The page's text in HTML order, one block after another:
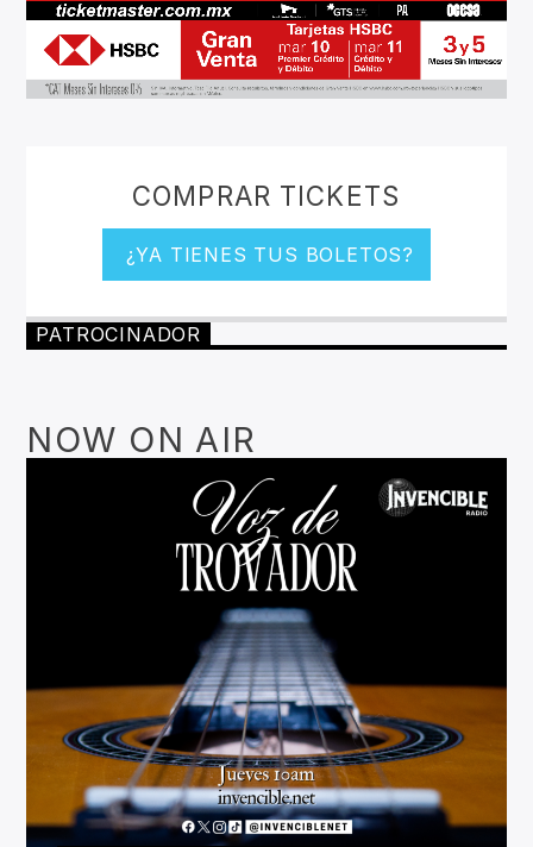
COMPRAR TICKETS
¿YA TIENES TUS BOLETOS?
PATROCINADOR
NOW ON AIR